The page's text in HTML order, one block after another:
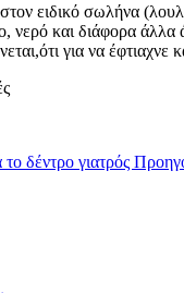
ειδικό σωλήνα
νερό και διάφορα άλλα
για να
δέντρο γιατρός